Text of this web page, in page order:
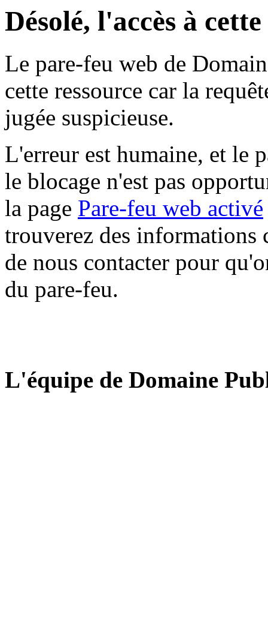
Désolé, l'accès à
Le pare-feu web de
cette ressource car la
jugée suspicieuse.
L'erreur est humaine, et le
le blocage n'est pas
la page Pare-feu web activé
trouverez des informations
de nous contacter pour
du pare-feu.
L'équipe de Domaine